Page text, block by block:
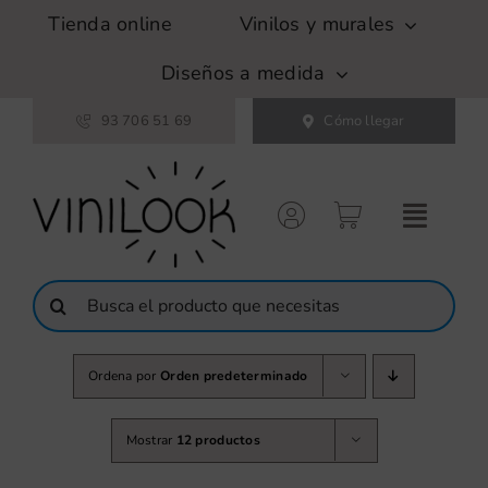
SaltarTienda online
Vinilos y murales
Diseños a medida
93 706 51 69 Cómo llegar
Buscar:
Ordena por Orden predeterminado
Mostrar 12 productos